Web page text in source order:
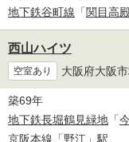
地下鉄谷町線 「関目高
西山ハイツ
空室あり 大阪府大阪
築69年
地下鉄長堀鶴見緑地 「
京阪本線 「野江 」駅